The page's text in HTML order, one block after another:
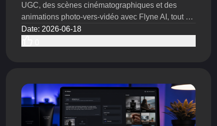
UGC, des scènes cinématographiques et des
animations photo-vers-vidéo avec Flyne AI, tout en
vérifiant dès aujourd’hui les droits, l’image de
Date: 2026-06-18